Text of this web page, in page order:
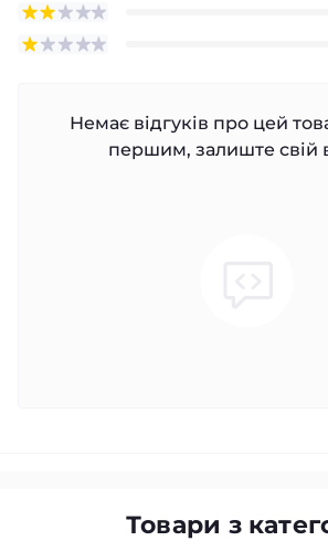
Немає відгуків про цей
першим, залиште свій
Товари з